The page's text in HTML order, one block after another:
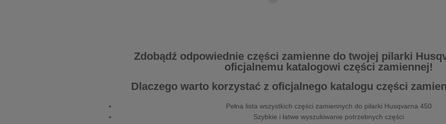
Zdobądź odpowiednie części zamienne do twojej pilarki
oficjalnemu katalogowi części zamiennej!
Dlaczego warto korzystać z oficjalnego katalogu części
Pełna lista wszystkich części zamiennych do pilarki Husqvarna 450
Szybkie i łatwe wyszukiwanie potrzebnych części